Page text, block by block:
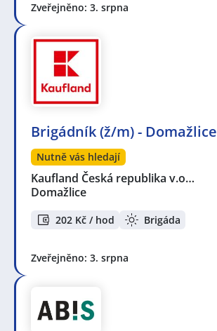
Zveřejněno: 3. srpna
Brigádník (ž/m) - Domažlice
Nutně vás hledají
Kaufland Česká republika v.o…
Domažlice
202 Kč / hod Brigáda
Zveřejněno: 3. srpna